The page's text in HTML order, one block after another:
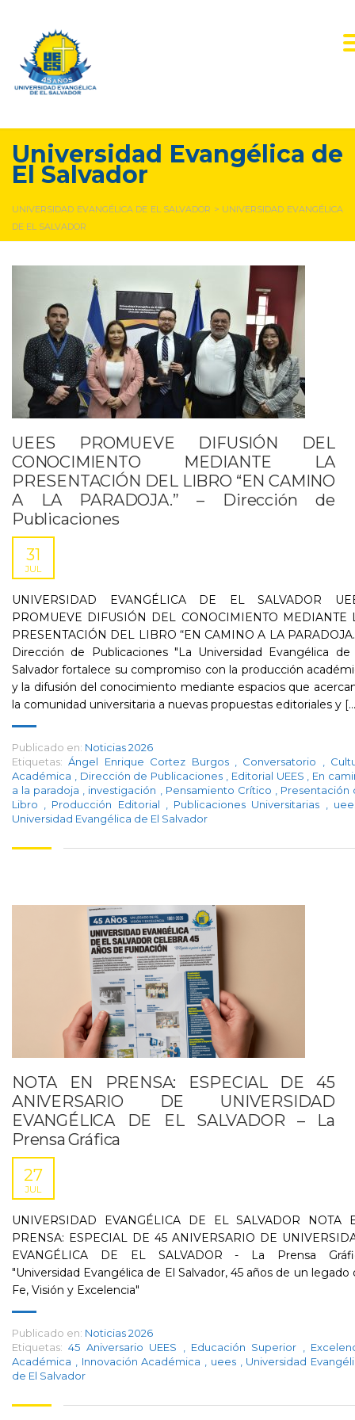
Universidad Evangélica de
El Salvador
UNIVERSIDAD EVANGÉLICA DE EL SALVADOR > UNIVERSIDAD EVANGÉLICA
DE EL SALVADOR
UEES PROMUEVE DIFUSIÓN DEL
CONOCIMIENTO MEDIANTE LA
PRESENTACIÓN DEL LIBRO “EN CAMINO
A LA PARADOJA.” – Dirección de
Publicaciones
31
JUL
UNIVERSIDAD EVANGÉLICA DE EL SALVADOR
PROMUEVE DIFUSIÓN DEL CONOCIMIENTO MEDIANTE
PRESENTACIÓN DEL LIBRO “EN CAMINO A LA
Dirección de Publicaciones "La Universidad Evangélica de
Salvador fortalece su compromiso con la producción
y la difusión del conocimiento mediante espacios que
la comunidad universitaria a nuevas propuestas editoriales y
Publicado en: Noticias 2026
Etiquetas: Ángel Enrique Cortez Burgos Conversatorio
Académica
Dirección de Publicaciones Editorial UEES
En
a la paradoja
investigación Pensamiento Crítico
Presentación
Libro
Producción Editorial Publicaciones Universitarias
Universidad Evangélica de El Salvador
NOTA EN PRENSA: ESPECIAL DE 45
ANIVERSARIO DE UNIVERSIDAD
EVANGÉLICA DE EL SALVADOR – La
Prensa Gráfica
27
JUL
UNIVERSIDAD EVANGÉLICA DE EL SALVADOR NOTA
PRENSA: ESPECIAL DE 45 ANIVERSARIO DE
EVANGÉLICA DE EL SALVADOR - La Prensa
"Universidad Evangélica de El Salvador, 45 años de un legado
Fe, Visión y Excelencia"
Publicado en: Noticias 2026
Etiquetas: 45 Aniversario UEES Educación Superior
Académica
Innovación Académica uees
Universidad
de El Salvador